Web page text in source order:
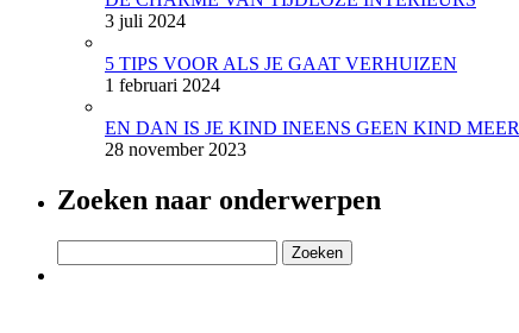
3 juli 2024
5 TIPS VOOR ALS JE GAAT VERHUIZEN
1 februari 2024
EN DAN IS JE KIND INEENS GEEN KIND MEER
28 november 2023
Zoeken naar onderwerpen
naar: